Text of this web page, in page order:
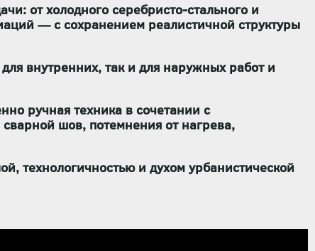
от холодного серебристо-стального и
— с сохранением реалистичной структуры
для внутренних, так и для наружных работи
ручная техника в сочетании с
шов, потемнения от нагрева,
технологичностью и духом урбанистической